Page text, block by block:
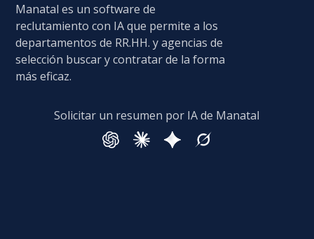
Manatal es un software de
reclutamiento con IA que permite a los
departamentos de RR.HH. y agencias de
selección buscar y contratar de la forma
más eficaz.
Solicitar un resumen por IA de Manatal